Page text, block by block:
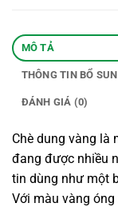
MÔ TẢ
THÔNG TIN BỔ
ĐÁNH GIÁ (0)
Chè dung vàng là
đang được nhiều
tin dùng như một
Với màu vàng